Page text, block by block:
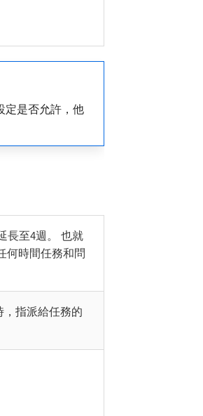
定是否允許，他
長至4週。 也就
何時間任務和問
指派給任務的